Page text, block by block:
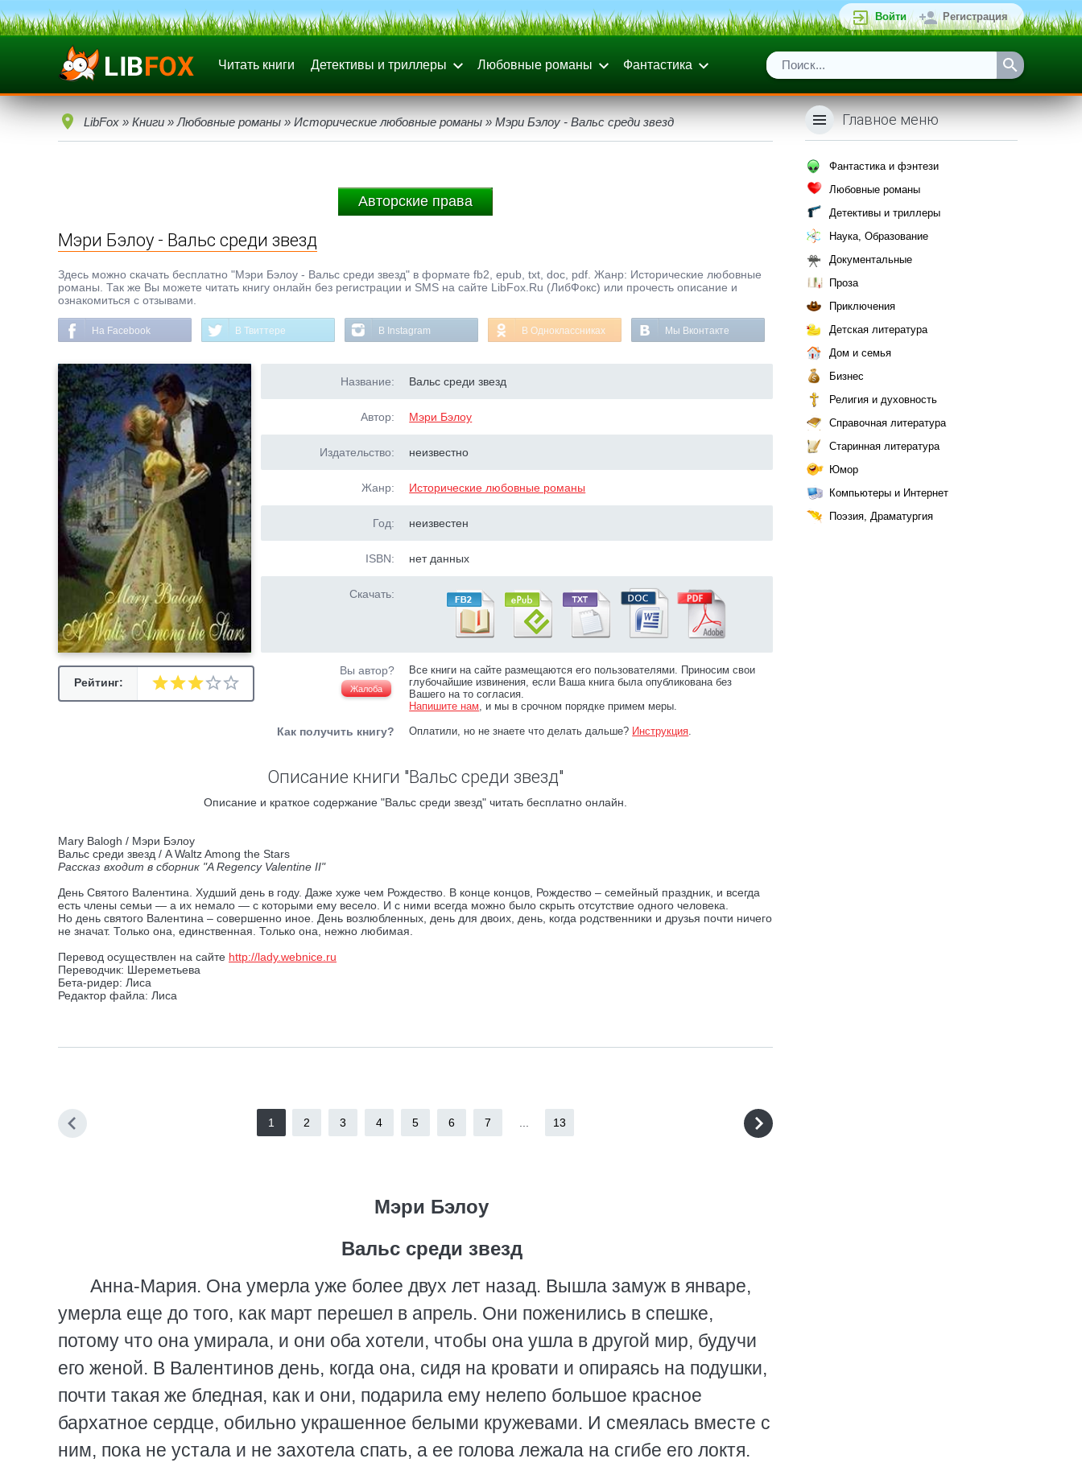
Войти Регистрация
Читать книги Детективы и триллеры Любовные романы Фантастика
LibFox » Книги » Любовные романы » Исторические любовные романы » Мэри Бэлоу - Вальс среди звезд
Авторские права
Мэри Бэлоу - Вальс среди звезд
Здесь можно скачать бесплатно "Мэри Бэлоу - Вальс среди звезд" в формате fb2, epub, txt, doc, pdf. Жанр: Исторические любовные
романы. Так же Вы можете читать книгу онлайн без регистрации и SMS на сайте LibFox.Ru (ЛибФокс) или прочесть описание и
ознакомиться с отзывами.
На Facebook В Твиттере В Instagram В Одноклассниках Мы Вконтакте
Рейтинг:
Название: Вальс среди звезд
Автор: Мэри Бэлоу
Издательство: неизвестно
Жанр: Исторические любовные романы
Год: неизвестен
ISBN: нет данных
Скачать:
Вы автор?
Жалоба
Все книги на сайте размещаются его пользователями. Приносим свои
глубочайшие извинения, если Ваша книга была опубликована без
Вашего на то согласия.
Напишите нам, и мы в срочном порядке примем меры.
Как получить книгу? Оплатили, но не знаете что делать дальше? Инструкция.
Описание книги "Вальс среди звезд"
Описание и краткое содержание "Вальс среди звезд" читать бесплатно онлайн.
Mary Balogh / Мэри Бэлоу
Вальс среди звезд / A Waltz Among the Stars
Рассказ входит в сборник "A Regency Valentine II"
День Святого Валентина. Худший день в году. Даже хуже чем Рождество. В конце концов, Рождество – семейный праздник, и всегда
есть члены семьи — а их немало — с которыми ему весело. И с ними всегда можно было скрыть отсутствие одного человека.
Но день святого Валентина – совершенно иное. День возлюбленных, день для двоих, день, когда родственники и друзья почти ничего
не значат. Только она, единственная. Только она, нежно любимая.
Перевод осуществлен на сайте http://lady.webnice.ru
Переводчик: Шереметьева
Бета-ридер: Лиса
Редактор файла: Лиса
1 2 3 4 5 6 7 13
Мэри Бэлоу
Вальс среди звезд
Анна-Мария. Она умерла уже более двух лет назад. Вышла замуж в январе,
умерла еще до того, как март перешел в апрель. Они поженились в спешке,
потому что она умирала, и они оба хотели, чтобы она ушла в другой мир, будучи
его женой. В Валентинов день, когда она, сидя на кровати и опираясь на подушки,
почти такая же бледная, как и они, подарила ему нелепо большое красное
бархатное сердце, обильно украшенное белыми кружевами. И смеялась вместе с
ним, пока не устала и не захотела спать, а ее голова лежала на сгибе его локтя.
Главное меню
Фантастика и фэнтези
Любовные романы
Детективы и триллеры
Наука, Образование
Документальные
Проза
Приключения
Детская литература
Дом и семья
Бизнес
Религия и духовность
Справочная литература
Старинная литература
Юмор
Компьютеры и Интернет
Поэзия, Драматургия